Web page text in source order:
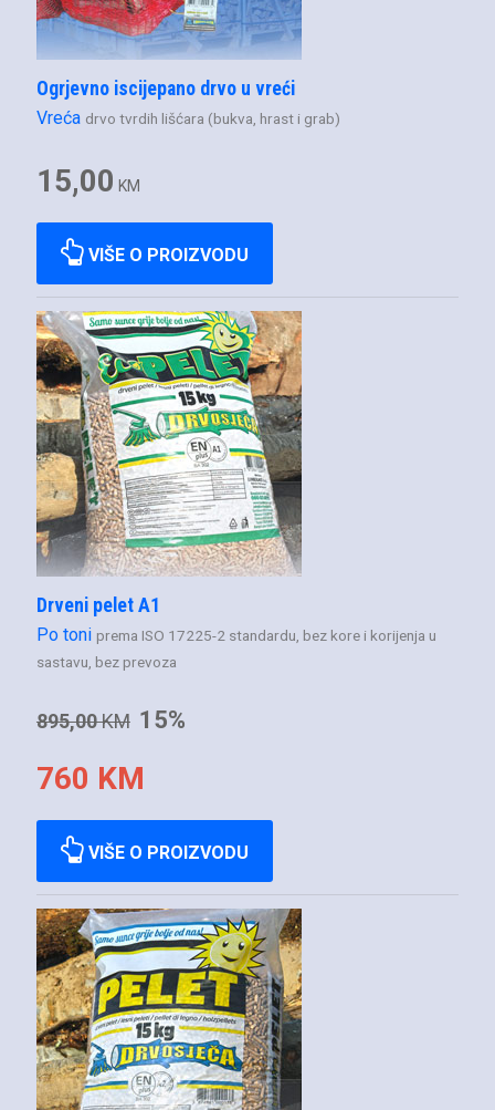
Ogrjevno iscijepano drvo u vreći
Vreća drvo tvrdih lišćara (bukva, hrast i grab)
15,00 KM
VIŠE O PROIZVODU
Drveni pelet A1
Po toni prema ISO 17225-2 standardu, bez kore i korijenja u
sastavu, bez prevoza
895,00KM 15%
760 KM
VIŠE O PROIZVODU